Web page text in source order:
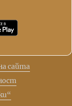
сайта